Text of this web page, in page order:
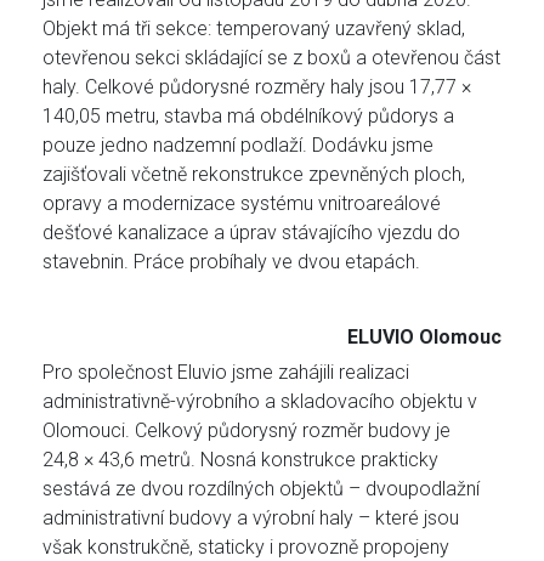
Objekt má tři sekce: temperovaný uzavřený sklad,
otevřenou sekci skládající se z boxů a otevřenou část
haly. Celkové půdorysné rozměry haly jsou 17,77 ×
140,05 metru, stavba má obdélníkový půdorys a
pouze jedno nadzemní podlaží. Dodávku jsme
zajišťovali včetně rekonstrukce zpevněných ploch,
opravy a modernizace systému vnitroareálové
dešťové kanalizace a úprav stávajícího vjezdu do
stavebnin. Práce probíhaly ve dvou etapách.
ELUVIO Olomouc
Pro společnost Eluvio jsme zahájili realizaci
administrativně-výrobního a skladovacího objektu v
Olomouci. Celkový půdorysný rozměr budovy je
24,8 × 43,6 metrů. Nosná konstrukce prakticky
sestává ze dvou rozdílných objektů – dvoupodlažní
administrativní budovy a výrobní haly – které jsou
však konstrukčně, staticky i provozně propojeny